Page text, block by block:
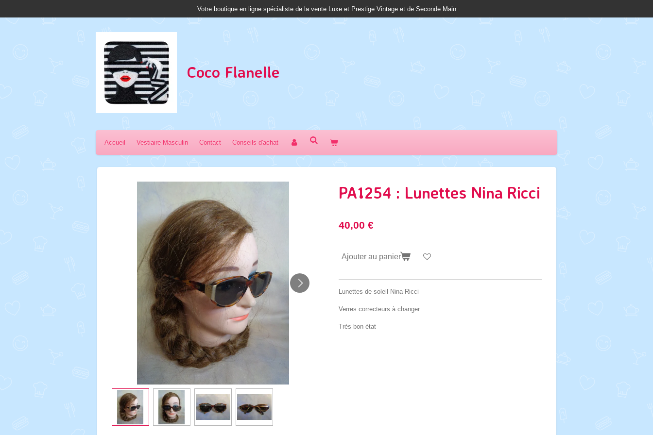
Votre boutique en ligne spécialiste de la vente Luxe et Prestige Vintage et de Seconde Main
Coco Flanelle
Accueil Vestiaire Masculin Contact Conseils d'achat
PA1254 : Lunettes Nina Ricci
40,00 €
Ajouter au panier
Lunettes de soleil Nina Ricci
Verres correcteurs à changer
Très bon état